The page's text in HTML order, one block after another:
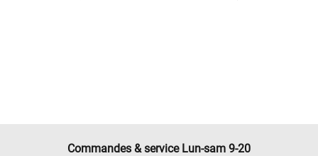
Commandes & service Lun-sam 9-20